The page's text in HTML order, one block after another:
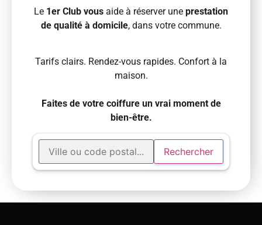
Le 1er Club vous aide à réserver une prestation
de qualité à domicile, dans votre commune.
Tarifs clairs. Rendez-vous rapides. Confort à la
maison.
Faites de votre coiffure un vrai moment de
bien-être.
Rechercher